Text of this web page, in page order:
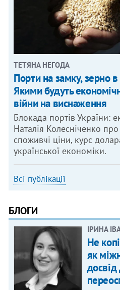
ТЕТЯНА НЕГОДА
Порти на замку, зерно
Якими будуть
війни на виснаження
Блокада портів України:
Наталія Колесніченко
споживчі ціни, курс
української економіки.
Всі публікації
БЛОГИ
ІРИНА
Не
як